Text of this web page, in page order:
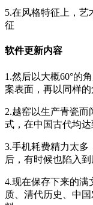
5.在风格特征上，
征
软件更新内容
1.然后以大概60°的角
案表面，再以同
2.越窑以生产青瓷而闻
式，在中国古代均
3.手机耗费精力太多
后，有时候也陷入
4.现在保存下来的满
质、清代历史